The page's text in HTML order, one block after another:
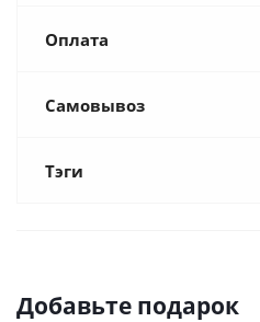
Оплата
Самовывоз
Тэги
Добавьте подарок